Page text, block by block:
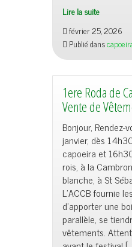
Lire la suite
février 25, 2026
Publié dans
1ere Roda de
Vente de
Bonjour,
janvier, dès
capoeira et
rois, à la
blanche, à St
L’ACCB fournie
d’apporter une
parallèle, se
vêtements.